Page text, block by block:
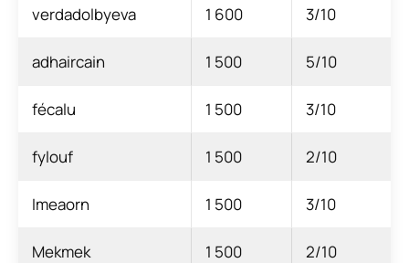
verdadolbyeva 1 600 3/10
adhaircain 1 500 5/10
fécalu 1 500 3/10
fylouf 1 500 2/10
Imeaorn 1 500 3/10
Mekmek 1 500 2/10